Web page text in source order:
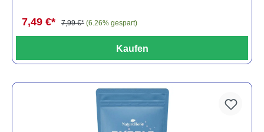
7,49 €* 7,99 €* (6.26% gespart)
Kaufen